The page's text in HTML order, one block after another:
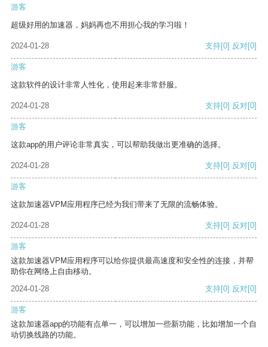
游客
超级好用的加速器，妈妈再也不用担心我的学习啦！
2024-01-28 支持[0] 反对[0]
游客
这款软件的设计非常人性化，使用起来非常舒服。
2024-01-28 支持[0] 反对[0]
游客
这款app的用户评论非常真实，可以帮助我做出更准确的选择。
2024-01-28 支持[0] 反对[0]
游客
这款加速器VPM应用程序已经为我们带来了无限的流畅体验。
2024-01-28 支持[0] 反对[0]
游客
这款加速器VPM应用程序可以给你提供最高速度和安全性的连接，并帮
助你在网络上自由移动。
2024-01-28
支持[0] 反对[0]
游客
这款加速器app的功能有点单一，可以增加一些新功能，比如增加一个自
动切换线路的功能。